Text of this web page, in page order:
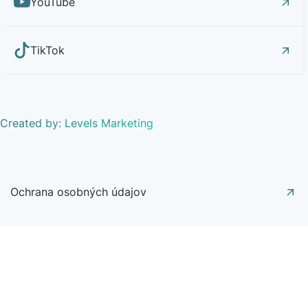
TikTok
Created by: Levels Marketing
Ochrana osobných údajov